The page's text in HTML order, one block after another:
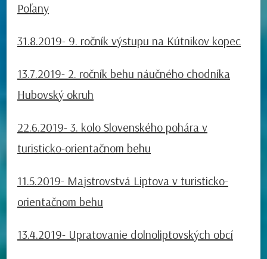
Poľany
31.8.2019- 9. ročník výstupu na Kútnikov kopec
13.7.2019- 2. ročník behu náučného chodníka
Hubovský okruh
22.6.2019- 3. kolo Slovenského pohára v
turisticko-orientačnom behu
11.5.2019- Majstrovstvá Liptova v turisticko-
orientačnom behu
13.4.2019- Upratovanie dolnoliptovských obcí